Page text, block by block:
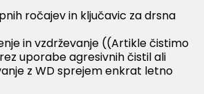
ročajev in ključavic za drsna
in vzdrževanje ((Artikle čistimo
uporabe agresivnih čistil ali
z WD sprejem enkrat letno